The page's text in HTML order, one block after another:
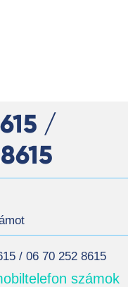
/
/ 06 70 252 8615
számok